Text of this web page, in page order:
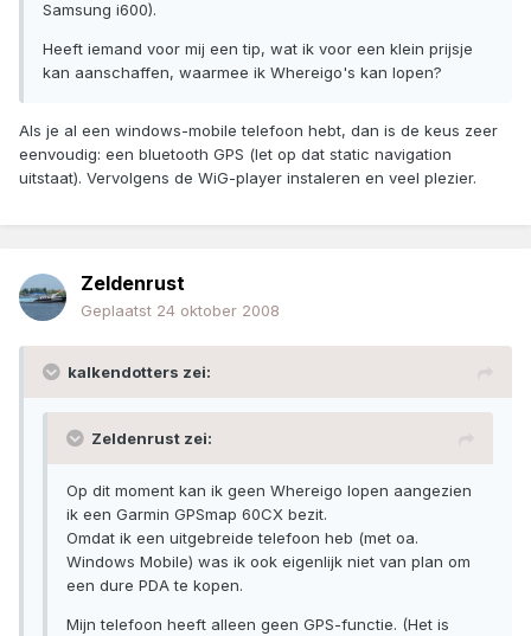
Samsung i600).
Heeft iemand voor mij een tip, wat ik voor een klein prijsje
kan aanschaffen, waarmee ik Whereigo's kan lopen?
Als je al een windows-mobile telefoon hebt, dan is de keus zeer
eenvoudig: een bluetooth GPS (let op dat static navigation
uitstaat). Vervolgens de WiG-player instaleren en veel plezier.
Zeldenrust
Geplaatst 24 oktober 2008
kalkendotters zei:
Zeldenrust zei:
Op dit moment kan ik geen Whereigo lopen aangezien
ik een Garmin GPSmap 60CX bezit.
Omdat ik een uitgebreide telefoon heb (met oa.
Windows Mobile) was ik ook eigenlijk niet van plan om
een dure PDA te kopen.
Mijn telefoon heeft alleen geen GPS-functie. (Het is